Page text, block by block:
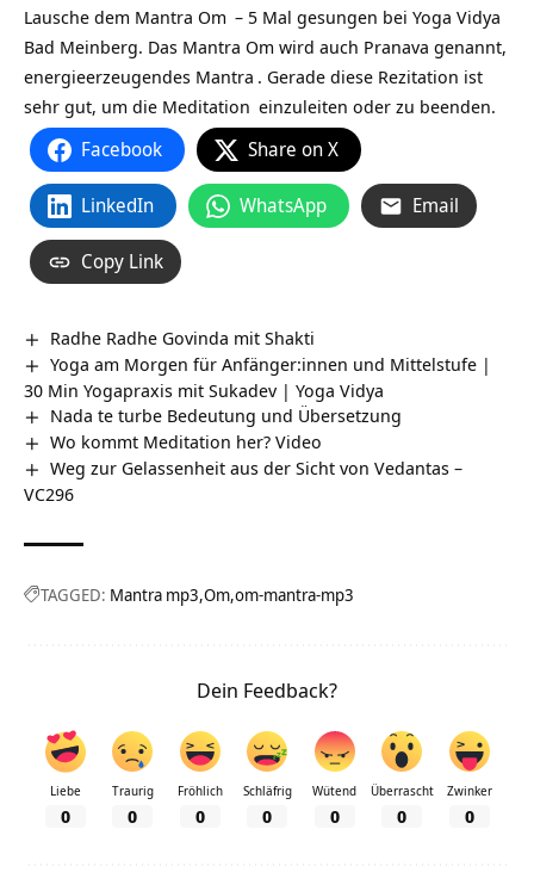
Lausche dem Mantra Om – 5 Mal gesungen bei Yoga Vidya
Bad Meinberg. Das Mantra Om wird auch Pranava genannt,
energieerzeugendes Mantra . Gerade diese Rezitation ist
sehr gut, um die Meditation einzuleiten oder zu beenden.
Facebook Share on X
LinkedIn WhatsApp Email
Copy Link
Radhe Radhe Govinda mit Shakti
Yoga am Morgen für Anfänger:innen und Mittelstufe |
30 Min Yogapraxis mit Sukadev | Yoga Vidya
Nada te turbe Bedeutung und Übersetzung
Wo kommt Meditation her? Video
Weg zur Gelassenheit aus der Sicht von Vedantas –
VC296
TAGGED: Mantra mp3 Om om-mantra-mp3
Dein Feedback?
Liebe
0
Traurig
0
Fröhlich
0
Schläfrig
0
Wütend
0
Überrascht
0
Zwinker
0